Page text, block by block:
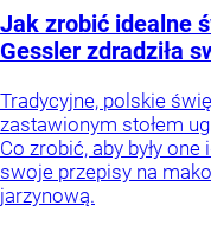
Jak zrobić idealne
Gessler zdradziła
Tradycyjne, polskie
zastawionym stołem
Co zrobić, aby były
swoje przepisy na
jarzynową.